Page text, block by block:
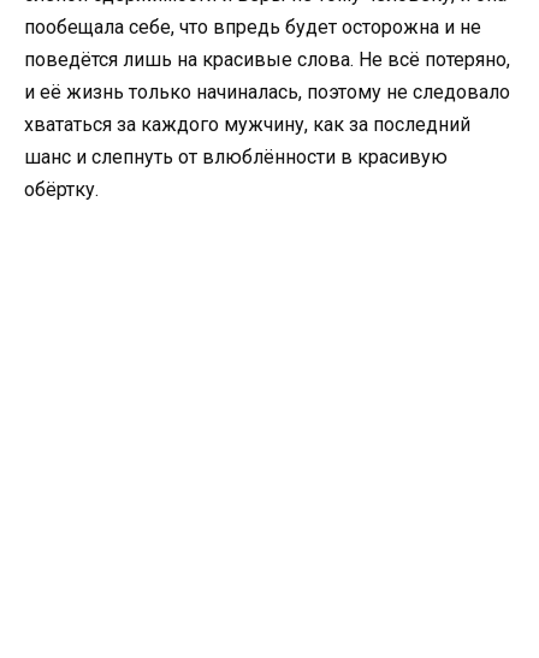
пообещала себе, что впредь будет осторожна и не
поведётся лишь на красивые слова. Не всё потеряно,
и её жизнь только начиналась, поэтому не следовало
хвататься за каждого мужчину, как за последний
шанс и слепнуть от влюблённости в красивую
обёртку.